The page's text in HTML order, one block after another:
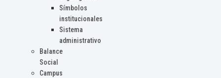
Símbolos
institucionales
Sistema
administrativo
Balance
Social
Campus